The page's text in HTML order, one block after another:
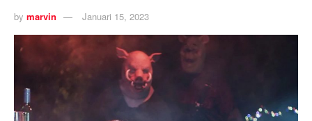
by marvin Januari 15, 2023